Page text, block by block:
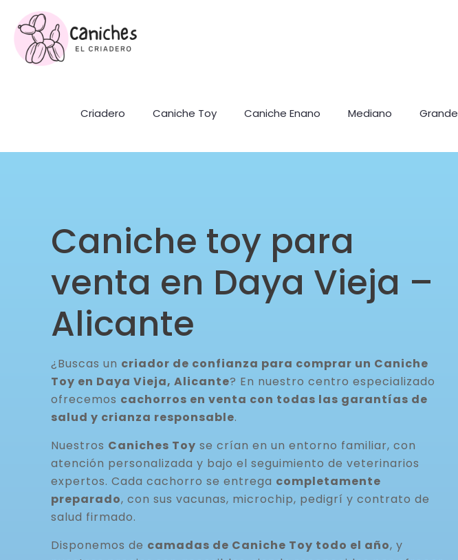
Criadero Caniche Toy Caniche Enano Mediano Grande
Caniche toy para
venta en Daya Vieja –
Alicante
¿Buscas un criador de confianza para comprar un Caniche
Toy en Daya Vieja, Alicante? En nuestro centro especializado
ofrecemos cachorros en venta con todas las garantías de
salud y crianza responsable.
Nuestros Caniches Toy se crían en un entorno familiar, con
atención personalizada y bajo el seguimiento de veterinarios
expertos. Cada cachorro se entrega completamente
preparado, con sus vacunas, microchip, pedigrí y contrato de
salud firmado.
Disponemos de camadas de Caniche Toy todo el año, y